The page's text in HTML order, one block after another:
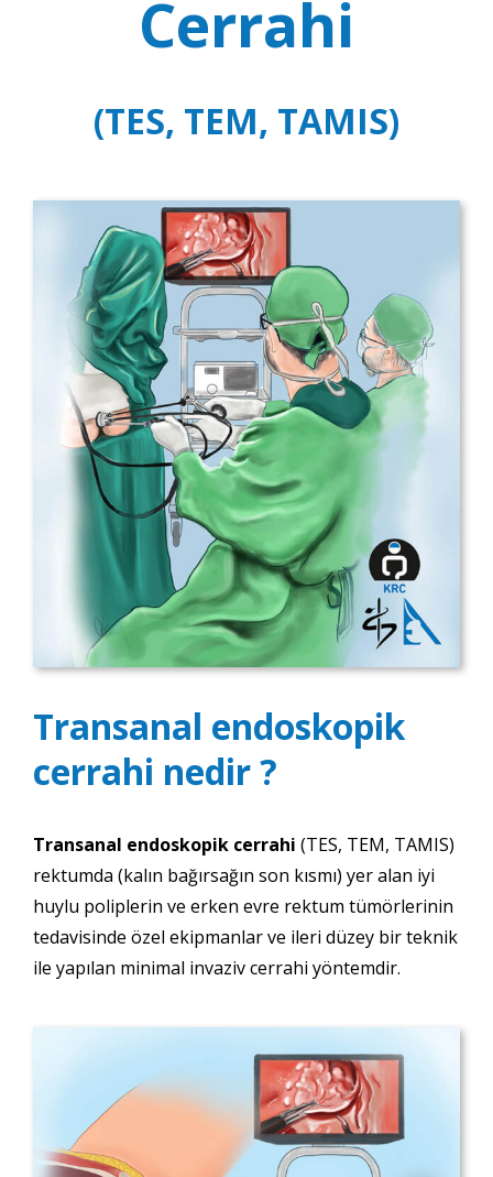
Cerrahi
(TES, TEM, TAMIS)
Transanal endoskopik
cerrahi nedir ?
Transanal endoskopik cerrahi (TES, TEM, TAMIS)
rektumda (kalın bağırsağın son kısmı) yer alan iyi
huylu poliplerin ve erken evre rektum tümörlerinin
tedavisinde özel ekipmanlar ve ileri düzey bir teknik
ile yapılan minimal invaziv cerrahi yöntemdir.